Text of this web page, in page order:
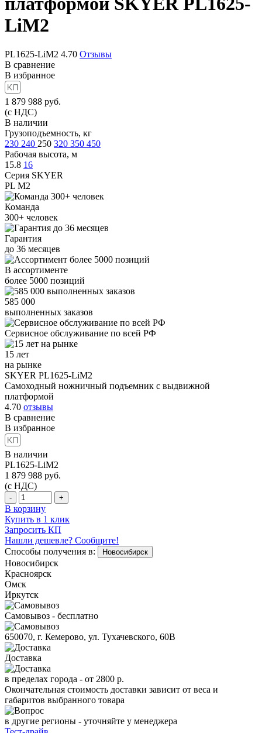
LiM2
PL1625-LiM2 4.70 Отзывы
В сравнение
В избранное
1 879 988 руб.
(с НДС)
В наличии
Грузоподъемность, кг
230 240 250 320 350 450
Рабочая высота, м
15.8 16
Серия SKYER
PL M2
Команда
300+ человек
Гарантия
до 36 месяцев
В ассортименте
более 5000 позиций
585 000
выполненных заказов
Сервисное обслуживание по всей РФ
15 лет
на рынке
SKYER PL1625-LiM2
Самоходный ножничный подъемник с выдвижной
платформой
4.70 отзывы
В сравнение
В избранное
В наличии
PL1625-LiM2
1 879 988 руб.
(с НДС)
- +
В корзину
Купить в 1 клик
Запросить КП
Нашли дешевле? Сообщите!
Способы получения в:
Новосибирск
Новосибирск
Красноярск
Омск
Иркутск
Самовывоз - бесплатно
650070, г. Кемерово, ул. Тухачевского, 60В
Доставка
в пределах города - от 2800 р.
Окончательная стоимость доставки зависит от веса и
габаритов выбранного товара
в другие регионы - уточняйте у менеджера